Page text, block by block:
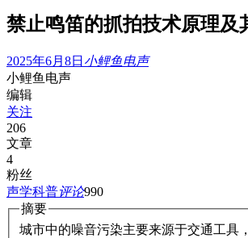
禁止鸣笛的抓拍技术原理及
2025年6月8日 小鲤鱼电声
小鲤鱼电声
编辑
关注
206
文章
4
粉丝
声学科普评论990
摘要
城市中的噪音污染主要来源于交通工具